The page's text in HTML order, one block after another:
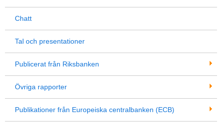
Chatt
Tal och presentationer
Publicerat från Riksbanken
Övriga rapporter
Publikationer från Europeiska centralbanken (ECB)